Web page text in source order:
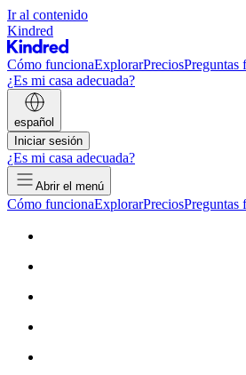
Ir al contenido
Kindred
Cómo funcionaExplorarPreciosPreguntas
¿Es mi casa adecuada?
español
Iniciar sesión
¿Es mi casa adecuada?
Abrir el menú
Cómo funcionaExplorarPreciosPreguntas